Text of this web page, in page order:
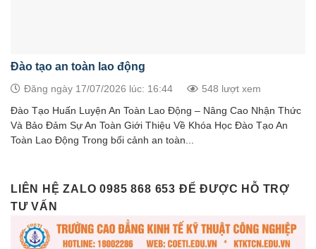
Đào tạo an toàn lao động
Đăng ngày 17/07/2026 lúc: 16:44 548 lượt xem
Đào Tạo Huấn Luyện An Toàn Lao Động – Nâng Cao Nhận Thức
Và Bảo Đảm Sự An Toàn Giới Thiệu Về Khóa Học Đào Tạo An
Toàn Lao Động Trong bối cảnh an toàn...
LIÊN HỆ ZALO 0985 868 653 ĐỂ ĐƯỢC HỖ TRỢ
TƯ VẤN